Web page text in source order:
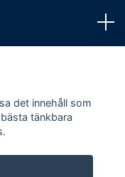
det innehåll som
tänkbara